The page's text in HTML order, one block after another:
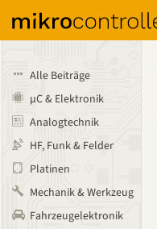
Alle Beiträge
µC & Elektronik
Analogtechnik
HF, Funk & Felder
Platinen
Mechanik & Werkzeug
Fahrzeugelektronik